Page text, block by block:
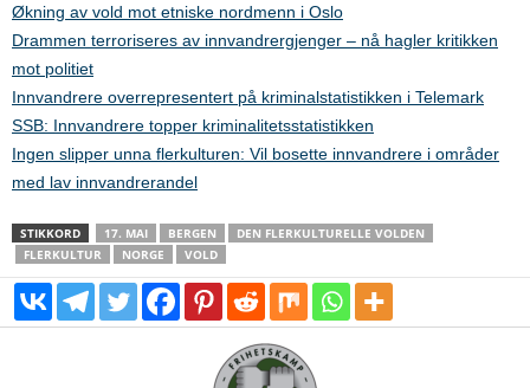
Økning av vold mot etniske nordmenn i Oslo
Drammen terroriseres av innvandrergjenger – nå hagler kritikken
mot politiet
Innvandrere overrepresentert på kriminalstatistikken i Telemark
SSB: Innvandrere topper kriminalitetsstatistikken
Ingen slipper unna flerkulturen: Vil bosette innvandrere i områder
med lav innvandrerandel
STIKKORD 17. MAI BERGEN
DEN FLERKULTURELLE VOLDEN
FLERKULTUR
NORGE VOLD